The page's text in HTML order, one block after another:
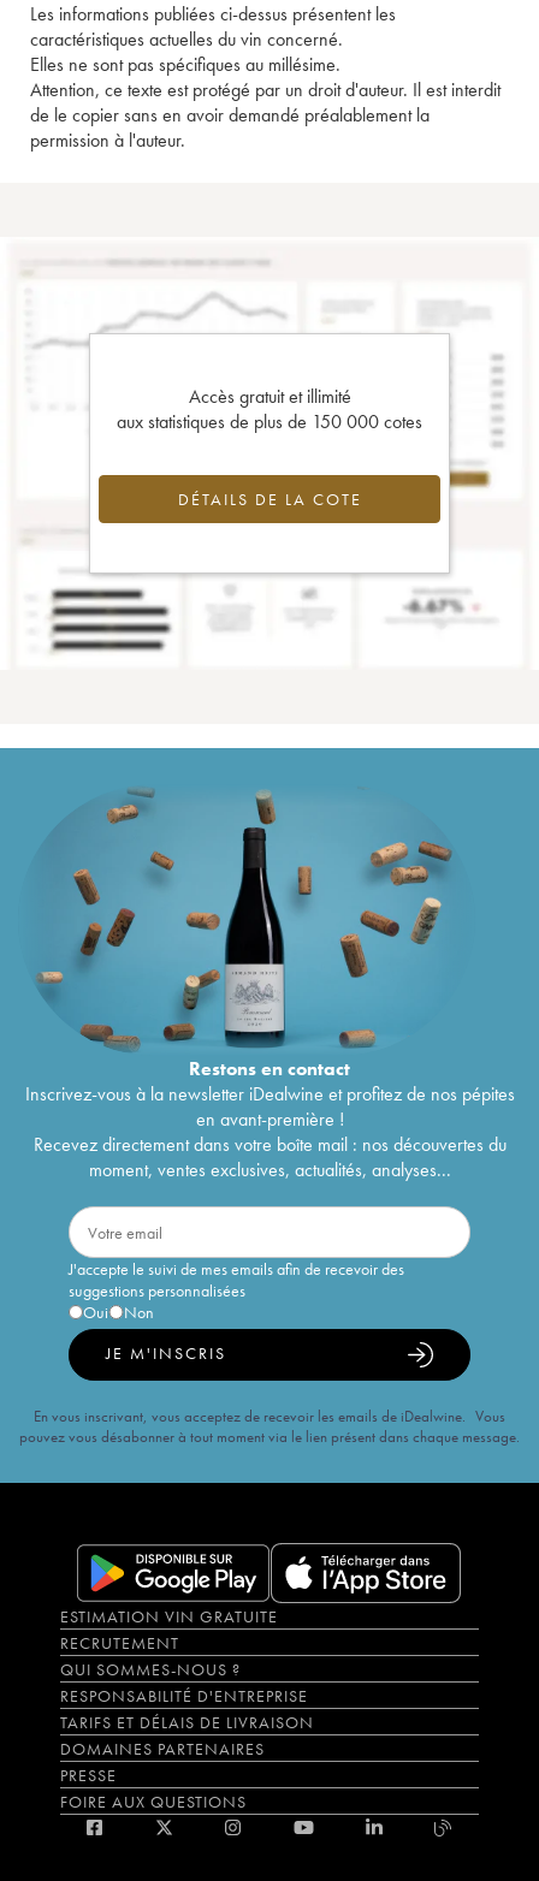
Les informations publiées ci-dessus présentent les
caractéristiques actuelles du vin concerné.
Elles ne sont pas spécifiques au millésime.
Attention, ce texte est protégé par un droit d'auteur. Il est interdit
de le copier sans en avoir demandé préalablement la
permission à l'auteur.
Accès gratuit et illimité
aux statistiques de plus de 150 000 cotes
DÉTAILS DE LA COTE
Restons encontact
Inscrivez-vous à la newsletter iDealwine et profitez de nos pépites
en avant-première !
Recevez directement dans votre boîte mail : nos découvertes du
moment, ventes exclusives, actualités, analyses...
J'accepte le suivi de mes emails afin de recevoir des
suggestions personnalisées
Oui
Non
JE M'INSCRIS
En vous inscrivant, vous acceptez de recevoir les emails de iDealwine. Vous
pouvez vous désabonner à tout moment via le lien présent dans chaque message.
ESTIMATION VIN GRATUITE
RECRUTEMENT
QUI SOMMES-NOUS ?
RESPONSABILITÉ D'ENTREPRISE
TARIFS ET DÉLAIS DE LIVRAISON
DOMAINES PARTENAIRES
PRESSE
FOIRE AUX QUESTIONS